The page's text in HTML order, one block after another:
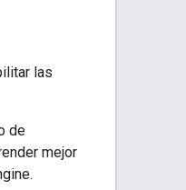
las
de
mejor